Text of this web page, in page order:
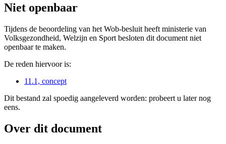
Niet openbaar
Tijdens de beoordeling van het Wob-besluit heeft ministerie van
Volksgezondheid, Welzijn en Sport besloten dit document niet
openbaar te maken.
De reden hiervoor is:
11.1, concept
Dit bestand zal spoedig aangeleverd worden: probeert u later nog
eens.
Over dit document